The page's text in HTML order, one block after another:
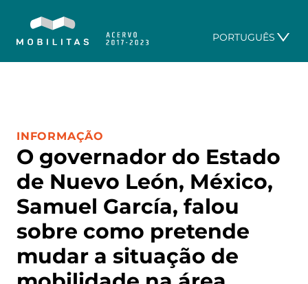
PORTUGUÊS
O governador do Estado
de Nuevo León, México,
Samuel García, falou
sobre como pretende
mudar a situação de
CATEGORIA:
INFORMAÇÃO